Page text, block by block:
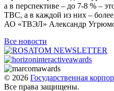
а в перспективе – до 7-8 % –
ТВС, а в каждой из них – более
АО «ТВЭЛ» Александр
Все новости
© 2026 Государственная
Все права защищены.